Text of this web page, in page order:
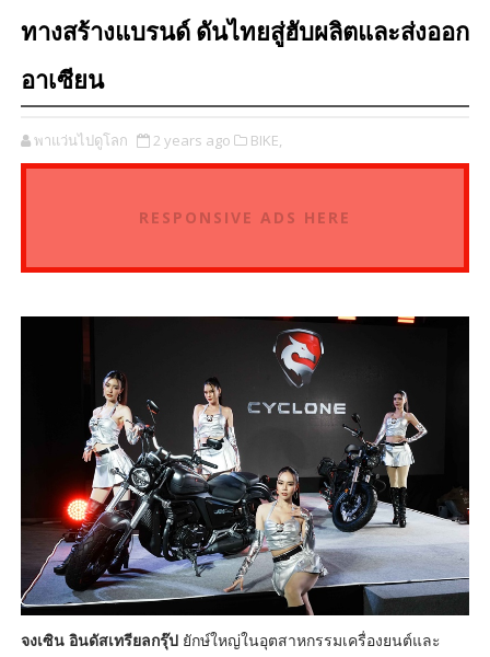
ทางสร้างแบรนด์ ดันไทยสู่ฮับผลิตและส่งออก
อาเซียน
พาแว่นไปดูโลก 2 years ago BIKE,
RESPONSIVE ADS HERE
จงเซิน อินดัสเทรียลกรุ๊ป ยักษ์ใหญ่ในอุตสาหกรรมเครื่องยนต์และ